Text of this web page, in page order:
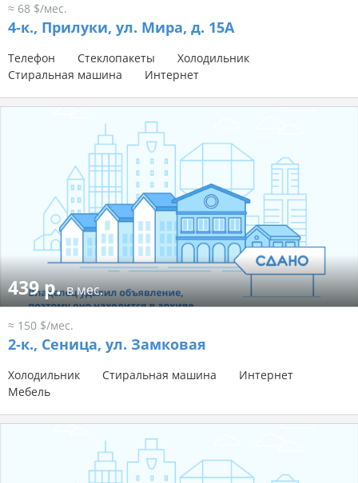
≈ 68 $/мес.
4-к., Прилуки, ул. Мира, д. 15А
Телефон Стеклопакеты
Холодильник
Стиральная машина
Интернет
439 р.в мес.
≈ 150 $/мес.
2-к., Сеница, ул. Замковая
Холодильник Стиральная машина
Интернет
Мебель